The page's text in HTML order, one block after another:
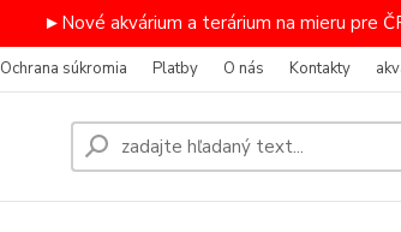
►Nové akvárium a terárium na mieru pre
Ochrana súkromia Platby O nás Kontakty